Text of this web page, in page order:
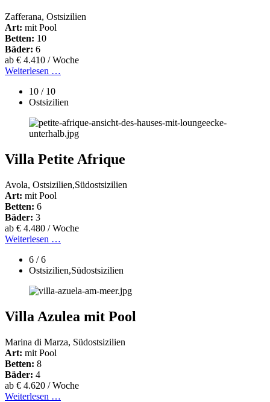
Zafferana, Ostsizilien
Art: mit Pool
Betten: 10
Bäder: 6
ab € 4.410 / Woche
Weiterlesen …
10 / 10
Ostsizilien
Villa Petite Afrique
Avola, Ostsizilien,Südostsizilien
Art: mit Pool
Betten: 6
Bäder: 3
ab € 4.480 / Woche
Weiterlesen …
6 / 6
Ostsizilien,Südostsizilien
Villa Azulea mit Pool
Marina di Marza, Südostsizilien
Art: mit Pool
Betten: 8
Bäder: 4
ab € 4.620 / Woche
Weiterlesen …